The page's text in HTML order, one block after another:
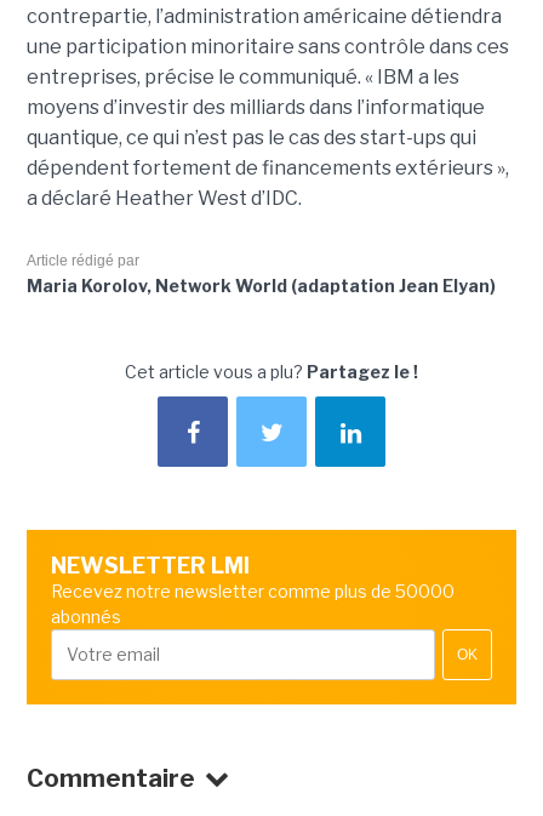
contrepartie, l’administration américaine détiendra
une participation minoritaire sans contrôle dans ces
entreprises, précise le communiqué. « IBM a les
moyens d’investir des milliards dans l’informatique
quantique, ce qui n’est pas le cas des start-ups qui
dépendent fortement de financements extérieurs »,
a déclaré Heather West d’IDC.
Article rédigé par
Maria Korolov, Network World (adaptation Jean Elyan)
Cet article vous a plu? Partagez le !
NEWSLETTER LMI
Recevez notre newsletter comme plus de 50000
abonnés
OK
Commentaire